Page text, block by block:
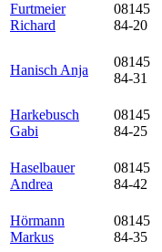
Furtmeier
Richard
08145
84-20
Hanisch Anja
08145
84-31
Harkebusch
Gabi
08145
84-25
Haselbauer
Andrea
08145
84-42
Hörmann
Markus
08145
84-35